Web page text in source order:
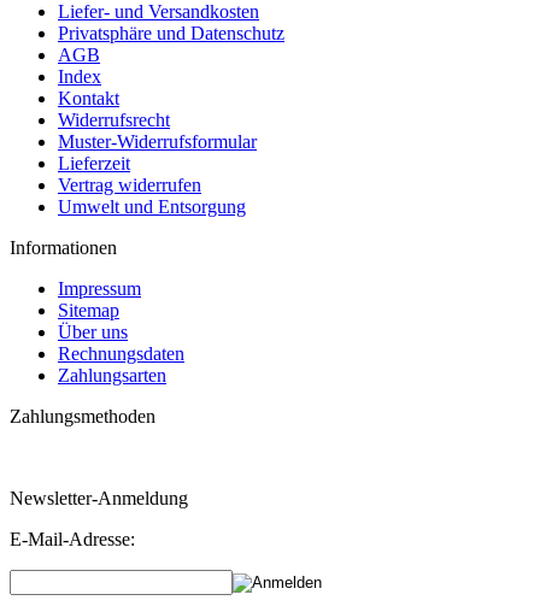
Liefer- und Versandkosten
Privatsphäre und Datenschutz
AGB
Index
Kontakt
Widerrufsrecht
Muster-Widerrufsformular
Lieferzeit
Vertrag widerrufen
Umwelt und Entsorgung
Informationen
Impressum
Sitemap
Über uns
Rechnungsdaten
Zahlungsarten
Zahlungsmethoden
Newsletter-Anmeldung
E-Mail-Adresse: